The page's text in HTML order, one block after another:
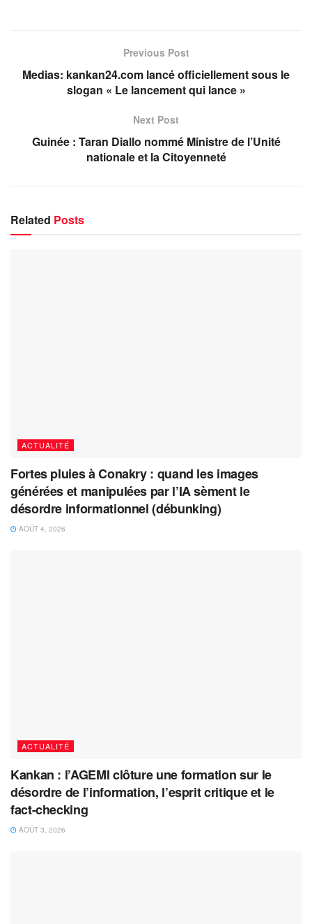
Previous Post
Medias: kankan24.com lancé officiellement sous le
slogan « Le lancement qui lance »
Next Post
Guinée : Taran Diallo nommé Ministre de l’Unité
nationale et la Citoyenneté
Related Posts
ACTUALITÉ
Fortes pluies à Conakry : quand les images
générées et manipulées par l’IA sèment le
désordre informationnel (débunking)
AOÛT 4, 2026
ACTUALITÉ
Kankan : l’AGEMI clôture une formation sur le
désordre de l’information, l’esprit critique et le
fact-checking
AOÛT 3, 2026